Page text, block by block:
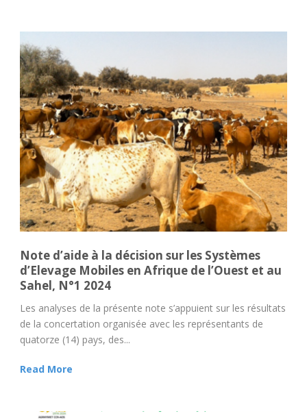
Note d’aide à la décision sur les Systèmes
d’Elevage Mobiles en Afrique de l’Ouest et au
Sahel, N°1 2024
Les analyses de la présente note s’appuient sur les résultats
de la concertation organisée avec les représentants de
quatorze (14) pays, des...
Read More